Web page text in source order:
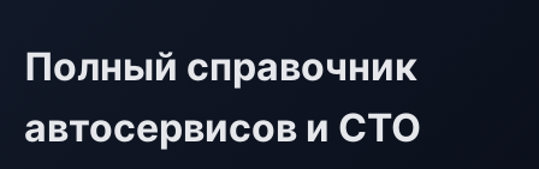
Полный справочник
автосервисов и СТО